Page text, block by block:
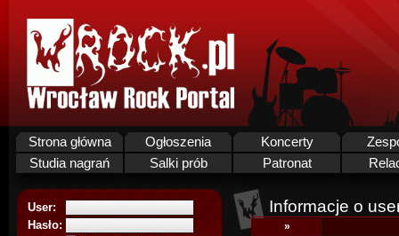
Strona główna Ogłoszenia Koncerty
Studia nagrań
Salki prób Patronat
User:
Hasło:
Informacje o
»